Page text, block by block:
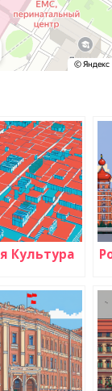
Культура